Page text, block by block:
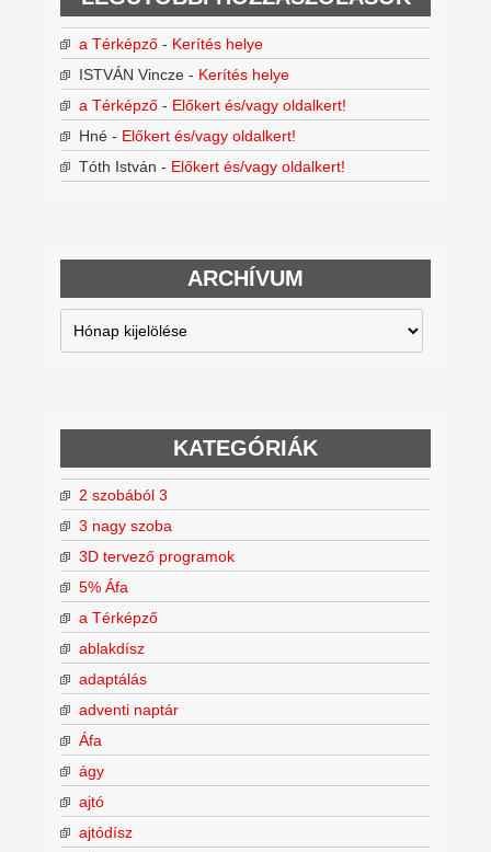
a Térképző - Kerítés helye
ISTVÁN Vincze - Kerítés helye
a Térképző - Előkert és/vagy oldalkert!
Hné - Előkert és/vagy oldalkert!
Tóth István - Előkert és/vagy oldalkert!
ARCHÍVUM
Archívum
KATEGÓRIÁK
2 szobából 3
3 nagy szoba
3D tervező programok
5% Áfa
a Térképző
ablakdísz
adaptálás
adventi naptár
Áfa
ágy
ajtó
ajtódísz